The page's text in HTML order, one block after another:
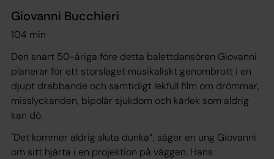
Giovanni Bucchieri
104 min
Den snart 50-åriga före detta balettdansören Giovanni
planerar för ett storslaget musikaliskt genombrott i en
djupt drabbande och samtidigt lekfull film om drömmar,
misslyckanden, bipolär sjukdom och kärlek som aldrig
kan dö.
"Det kommer aldrig sluta dunka”, säger en ung Giovanni
om sitt hjärta i en projektion på väggen. Hans